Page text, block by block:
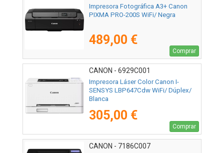
Impresora Fotográfica A3+ Canon
PIXMA PRO-200S WiFi/ Negra
489,00 €
Comprar
CANON - 6929C001
Impresora Láser Color Canon I-
SENSYS LBP647Cdw WiFi/ Dúplex/
Blanca
305,00 €
Comprar
CANON - 7186C007